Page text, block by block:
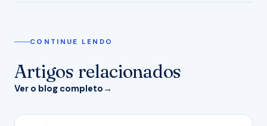
CONTINUE LENDO
Artigos relacionados
Ver o blog completo